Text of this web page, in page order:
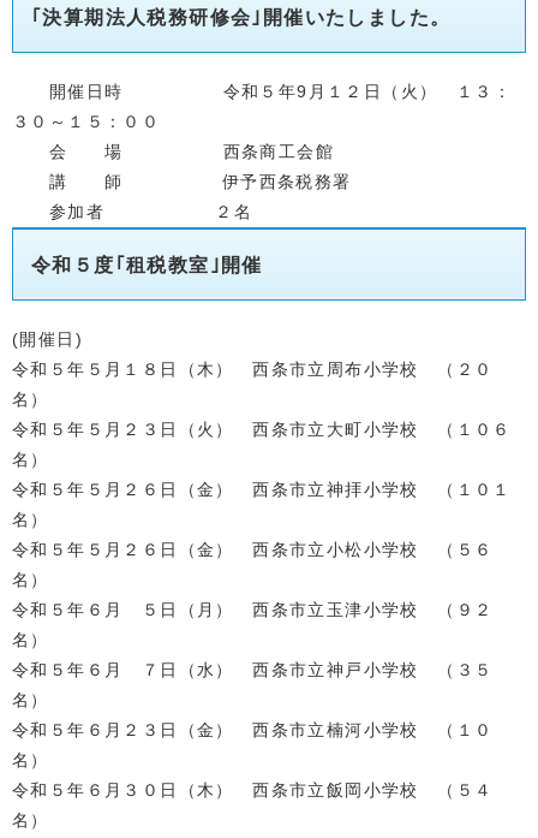
｢決算期法人税務研修会｣開催いたしました。
開催日時 令和５年9月１２日（火） １３：
３０～１５：００
会 場 西条商工会館
講 師 伊予西条税務署
参加者 ２名
令和５ 度｢租税教室｣開催
(開催日)
令和５年５月１８日（木） 西条市立周布小学校 （２０
名）
令和５年５月２３日（火） 西条市立大町小学校 （１０６
名）
令和５年５月２６日（金） 西条市立神拝小学校 （１０１
名）
令和５年５月２６日（金 ） 西条市立小松小学校 （５６
名）
令和５年６月 ５日（月） 西条市立玉津小学校 （９２
名）
令和５年６月 ７日（水） 西条市立神戸小学校 （３５
名）
令和５年６月２３日（金） 西条市立楠河小学校 （１０
名）
令和５年６月３０日（木 ） 西条市立飯岡小学校 （５４
名）